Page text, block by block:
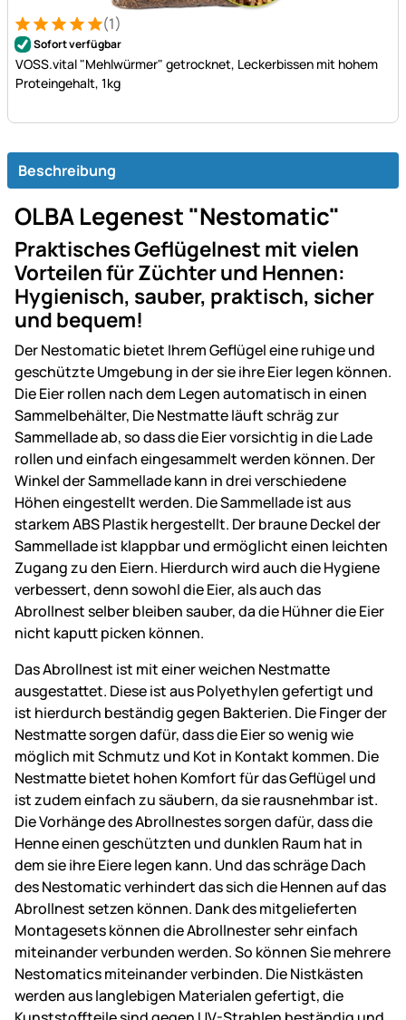
Bewertung: 5 von 5 (1 Bewertungen)
1 Bewertung (1)
Sofort verfügbar
VOSS.vital "Mehlwürmer" getrocknet, Leckerbissen mit hohem
Proteingehalt, 1kg
Beschreibung
OLBA Legenest "Nestomatic"
Praktisches Geflügelnest mit vielen
Vorteilen für Züchter und Hennen:
Hygienisch, sauber, praktisch, sicher
und bequem!
Der Nestomatic bietet Ihrem Geflügel eine ruhige und
geschützte Umgebung in der sie ihre Eier legen können.
Die Eier rollen nach dem Legen automatisch in einen
Sammelbehälter, Die Nestmatte läuft schräg zur
Sammellade ab, so dass die Eier vorsichtig in die Lade
rollen und einfach eingesammelt werden können. Der
Winkel der Sammellade kann in drei verschiedene
Höhen eingestellt werden. Die Sammellade ist aus
starkem ABS Plastik hergestellt. Der braune Deckel der
Sammellade ist klappbar und ermöglicht einen leichten
Zugang zu den Eiern. Hierdurch wird auch die Hygiene
verbessert, denn sowohl die Eier, als auch das
Abrollnest selber bleiben sauber, da die Hühner die Eier
nicht kaputt picken können.
Das Abrollnest ist mit einer weichen Nestmatte
ausgestattet. Diese ist aus Polyethylen gefertigt und
ist hierdurch beständig gegen Bakterien. Die Finger der
Nestmatte sorgen dafür, dass die Eier so wenig wie
möglich mit Schmutz und Kot in Kontakt kommen. Die
Nestmatte bietet hohen Komfort für das Geflügel und
ist zudem einfach zu säubern, da sie rausnehmbar ist.
Die Vorhänge des Abrollnestes sorgen dafür, dass die
Henne einen geschützten und dunklen Raum hat in
dem sie ihre Eiere legen kann. Und das schräge Dach
des Nestomatic verhindert das sich die Hennen auf das
Abrollnest setzen können. Dank des mitgelieferten
Montagesets können die Abrollnester sehr einfach
miteinander verbunden werden. So können Sie mehrere
Nestomatics miteinander verbinden. Die Nistkästen
werden aus langlebigen Materialen gefertigt, die